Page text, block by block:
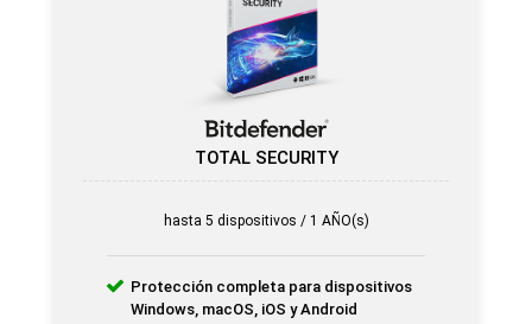
TOTAL SECURITY
hasta 5 dispositivos / 1 AÑO(s)
Protección completa para dispositivos
Windows, macOS, iOS y Android